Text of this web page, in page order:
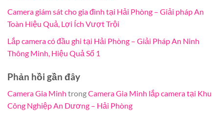
Camera giám sát cho gia đình tại Hải Phòng – Giải pháp An
Toàn Hiệu Quả, Lợi Ích Vượt Trội
Lắp camera có đầu ghi tại Hải Phòng – Giải Pháp An Ninh
Thông Minh, Hiệu Quả Số 1
Phản hồi gần đây
Camera Gia Minh trongCamera Gia Minh lắp camera tại Khu
Công Nghiệp An Dương – Hải Phòng